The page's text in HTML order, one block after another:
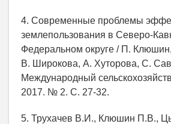
4. Современные проблемы
землепользования в Северо-
Федеральном округе / П.
В. Широкова, А. Хуторова, С.
Международный
2017. № 2. С. 27-32.
5. Трухачев В.И., Клюшин П.В.,